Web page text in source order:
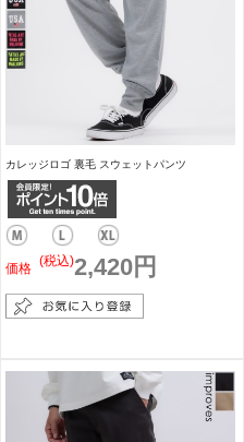
カレッジロゴ 裏毛 スウェットパンツ
価格 2,420円
(税込)